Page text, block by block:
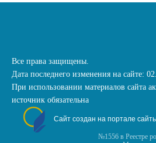
Все права защищены.
Дата последнего изменения на сайте:
При использовании материалов сайта
источник обязательна
Сайт создан на портале
№1556 в Реестре